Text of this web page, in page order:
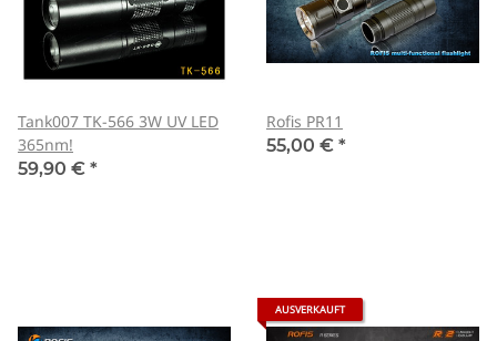
Tank007 TK-566 3W UV LED
365nm!
59,90 € *
Rofis PR11
55,00 € *
AUSVERKAUFT